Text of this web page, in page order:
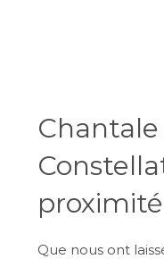
Que nous ont